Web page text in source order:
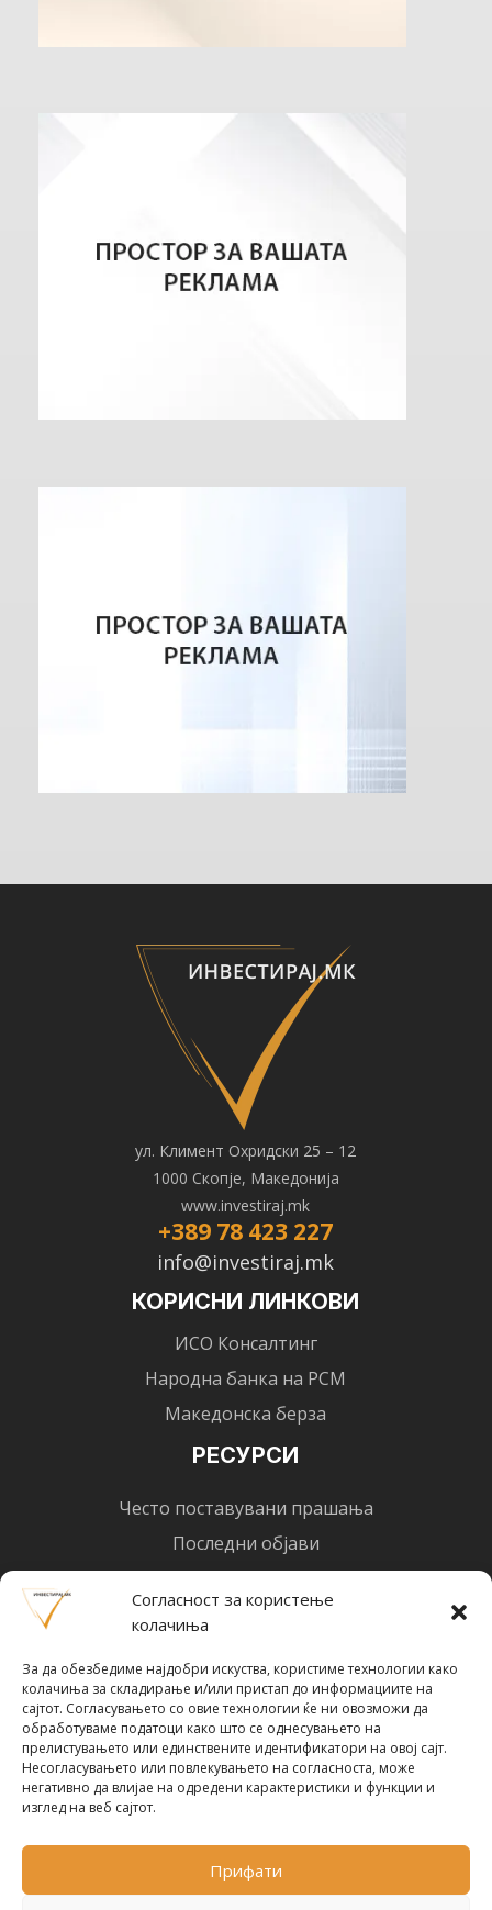
Согласност за користење
колачиња
За да обезбедиме најдобри искуства, користиме технологии како
колачиња за складирање и/или пристап до информациите на
сајтот. Согласувањето со овие технологии ќе ни овозможи да
обработуваме податоци како што се однесувањето на
прелистувањето или единствените идентификатори на овој сајт.
Несогласувањето или повлекувањето на согласноста, може
негативно да влијае на одредени карактеристики и функции и
изглед на веб сајтот.
Прифати
ул. Климент Охридски 25 – 12
1000 Скопје, Македонија
www.investiraj.mk
+389 78 423 227
info@investiraj.mk
КОРИСНИ ЛИНКОВИ
ИСО Консалтинг
Народна банка на РСМ
Македонска берза
РЕСУРСИ
Често поставувани прашања
Последни објави
Најнови вести
Претплати се за новости
ПРЕТПЛАТИ СЕ !